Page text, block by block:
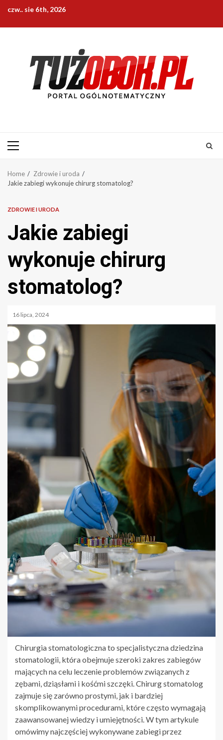
content
czw.. sie 6th, 2026
Primary
Home
Zdrowie i uroda
Jakie zabiegi wykonuje chirurg stomatolog?
ZDROWIE I URODA
Jakie zabiegi
wykonuje chirurg
stomatolog?
16 lipca, 2024
Chirurgia stomatologiczna to specjalistyczna dziedzina
stomatologii, która obejmuje szeroki zakres zabiegów
mających na celu leczenie problemów związanych z
zębami, dziąsłami i kośćmi szczęki. Chirurg stomatolog
zajmuje się zarówno prostymi, jak i bardziej
skomplikowanymi procedurami, które często wymagają
zaawansowanej wiedzy i umiejętności. W tym artykule
omówimy najczęściej wykonywane zabiegi przez